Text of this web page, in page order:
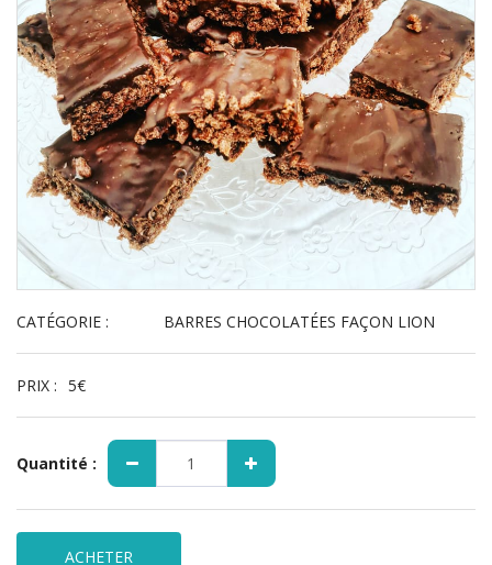
CATÉGORIE : BARRES CHOCOLATÉES FAÇON LION
PRIX : 5€
Quantité :
ACHETER